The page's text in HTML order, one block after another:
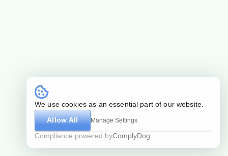
We use cookies as an essential part of our website.
Allow All
Manage Settings
Compliance powered byComplyDog